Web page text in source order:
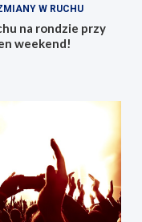
W RUCHU
na rondzie przy
weekend!